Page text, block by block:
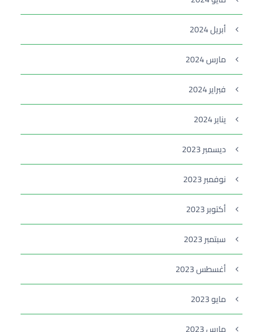
أبريل 2024
مارس 2024
فبراير 2024
يناير 2024
ديسمبر 2023
نوفمبر 2023
أكتوبر 2023
سبتمبر 2023
أغسطس 2023
مايو 2023